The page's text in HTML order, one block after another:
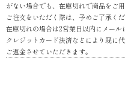
がない場合でも、在庫切れで商品をご
ご注文をいただく際は、予めご了承く
在庫切れの場合は2営業日以内にメール
クレジットカード決済などにより既に
ご返金させていただきます。